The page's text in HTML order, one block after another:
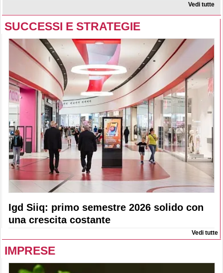
Vedi tutte
SUCCESSI E STRATEGIE
Igd Siiq: primo semestre 2026 solido con
una crescita costante
Vedi tutte
IMPRESE